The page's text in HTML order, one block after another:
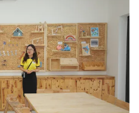
Shorts video
VTV Thể thao
Bất động sản